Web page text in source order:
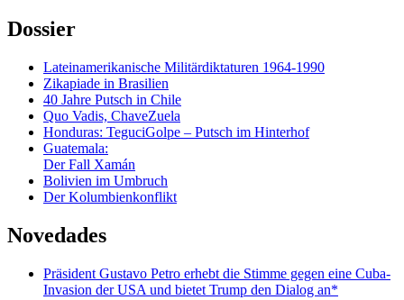
Dossier
Lateinamerikanische Militärdiktaturen 1964-1990
Zikapiade in Brasilien
40 Jahre Putsch in Chile
Quo Vadis, ChaveZuela
Honduras: TeguciGolpe – Putsch im Hinterhof
Guatemala:
Der Fall Xamán
Bolivien im Umbruch
Der Kolumbienkonflikt
Novedades
Präsident Gustavo Petro erhebt die Stimme gegen eine Cuba-
Invasion der USA und bietet Trump den Dialog an*